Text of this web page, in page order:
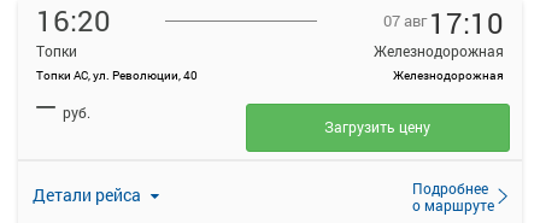
16:20
Топки
Топки АС, ул. Революции, 40
07 авг 17:10
Железнодорожная
Железнодорожная
Детали рейса
Подробнее
о маршруте
— руб.
Загрузить цену